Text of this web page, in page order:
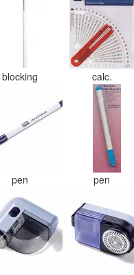
blocking calc.
pen pen